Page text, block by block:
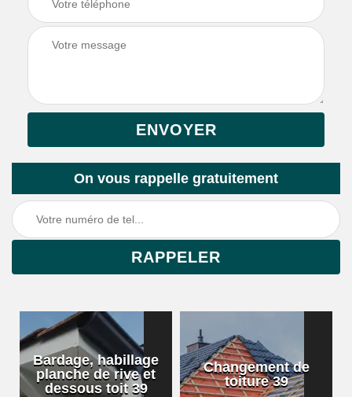
On vous rappelle gratuitement
Bardage, habillage
planche de rive et
dessous toit 39
Changement de
toiture 39